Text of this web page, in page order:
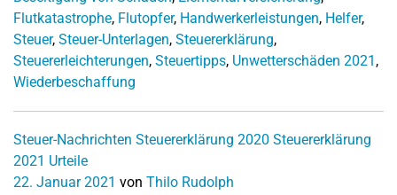
Flutkatastrophe, Flutopfer, Handwerkerleistungen, Helfer,
Steuer, Steuer-Unterlagen, Steuererklärung,
Steuererleichterungen, Steuertipps, Unwetterschäden 2021 ,
Wiederbeschaffung
Steuer-Nachrichten Steuererklärung 2020 Steuererklärung
2021 Urteile
22. Januar 2021 von Thilo Rudolph